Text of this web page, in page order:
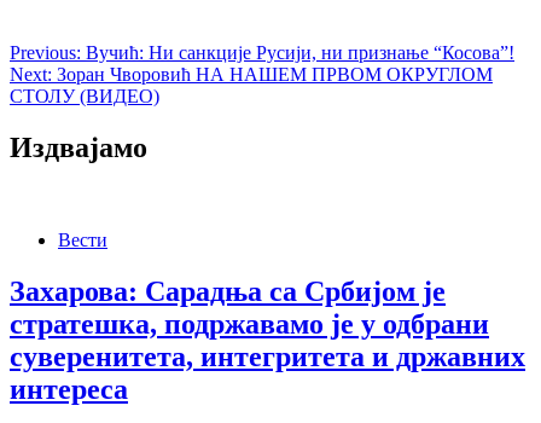
Previous: Вучић: Ни санкције Русији, ни признање “Косова”!​
Next: Зоран Чворовић НА НАШЕМ ПРВОМ ОКРУГЛОМ
СТОЛУ (ВИДЕО)
Издвајамо
Вести
Захарова: Сарадња са Србијом је
стратешка, подржавамо је у одбрани
суверенитета, интегритета и државних
интереса